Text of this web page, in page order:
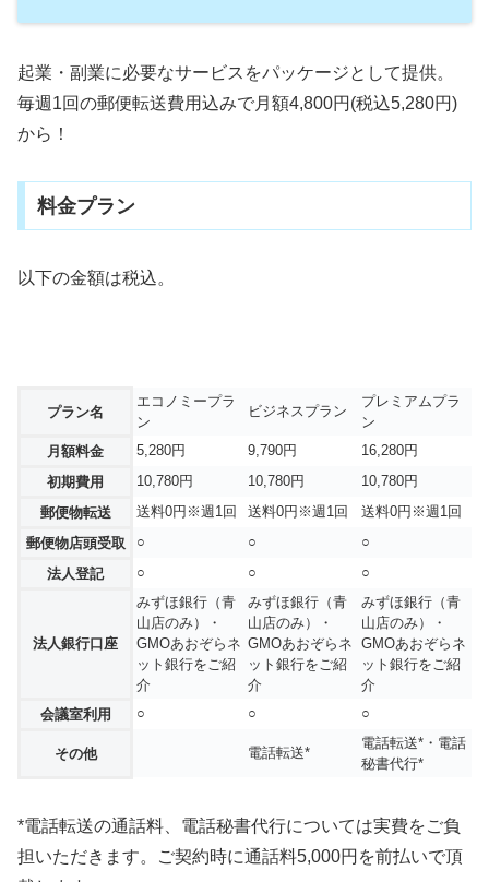
起業・副業に必要なサービスをパッケージとして提供。
毎週1回の郵便転送費用込みで月額4,800円(税込5,280円)
から！
料金プラン
以下の金額は税込。
プラン名
エコノミープラ
ン
ビジネスプラン
プレミアムプラ
ン
月額料金
5,280円 9,790円
16,280円
初期費用
10,780円 10,780円
10,780円
郵便物転送
送料0円※週1回 送料0円※週1回
送料0円※週1回
郵便物店頭受取
○ ○
○
法人登記
○ ○ ○
法人銀行口座
みずほ銀行（青
山店のみ）・
GMOあおぞらネ
ット銀行をご紹
介
みずほ銀行（青
山店のみ）・
GMOあおぞらネ
ット銀行をご紹
介
みずほ銀行（青
山店のみ）・
GMOあおぞらネ
ット銀行をご紹
介
会議室利用
○ ○ ○
その他 電話転送*
電話転送*・電話
秘書代行*
*電話転送の通話料、電話秘書代行については実費をご負
担いただきます。ご契約時に通話料5,000円を前払いで頂